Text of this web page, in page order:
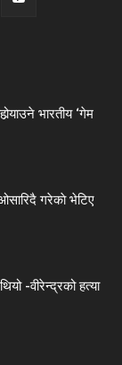
भारतीय ‘गेम
गरेकाे भेटिए
-वीरेन्द्रको हत्या